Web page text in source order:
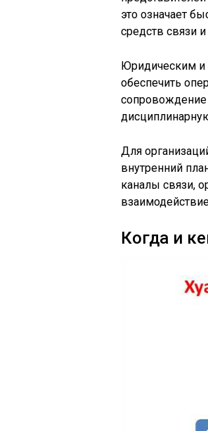
это означает
средств связи и
Юридическим
обеспечить
сопровождение
Для
внутренний
каналы связи,
Когда и